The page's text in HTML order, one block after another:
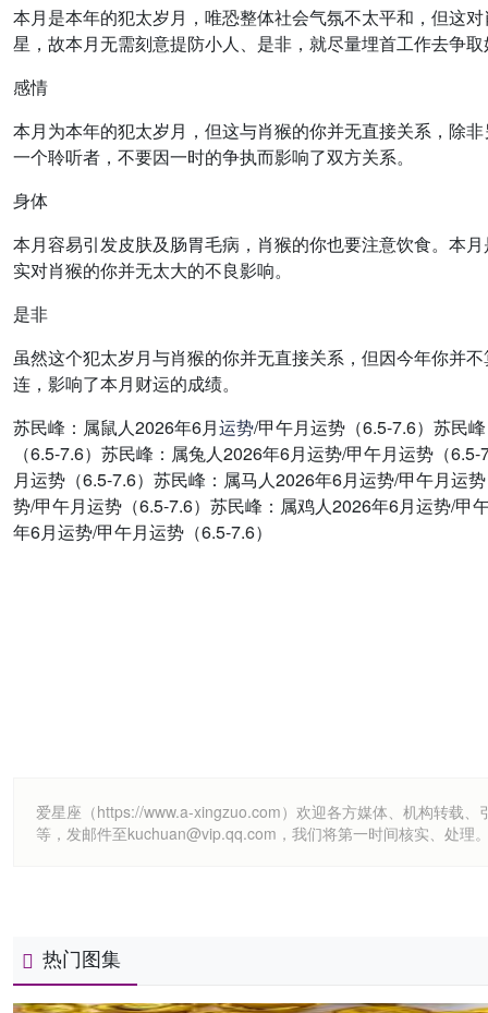
本月是本年的犯太岁月，唯恐整体社会气氛不太平和，但这
星，故本月无需刻意提防小人、是非，就尽量埋首工作去争
感情
本月为本年的犯太岁月，但这与肖猴的你并无直接关系，除
一个聆听者，不要因一时的争执而影响了双方关系。
身体
本月容易引发皮肤及肠胃毛病，肖猴的你也要注意饮食。本
实对肖猴的你并无太大的不良影响。
是非
虽然这个犯太岁月与肖猴的你并无直接关系，但因今年你并
连，影响了本月财运的成绩。
苏民峰：属鼠人2026年6月运势/甲午月运势（6.5-7.6）苏民
（6.5-7.6）苏民峰：属兔人2026年6月运势/甲午月运势（
月运势（6.5-7.6）苏民峰：属马人2026年6月运势/甲午月运
势/甲午月运势（6.5-7.6）苏民峰：属鸡人2026年6月运势/
年6月运势/甲午月运势（6.5-7.6）
爱星座（https://www.a-xingzuo.com）欢迎各方媒体、机构转载
等，发邮件至kuchuan@vip.qq.com，我们将第一时间核实、处理
热门图集